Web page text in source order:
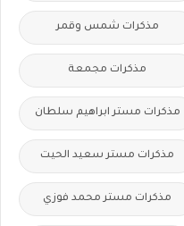
مذكرات شمس وقمر
مذكرات مجمعة
مذكرات مستر ابراهيم سلطان
مذكرات مستر سعيد الحيت
مذكرات مستر محمد فوزي